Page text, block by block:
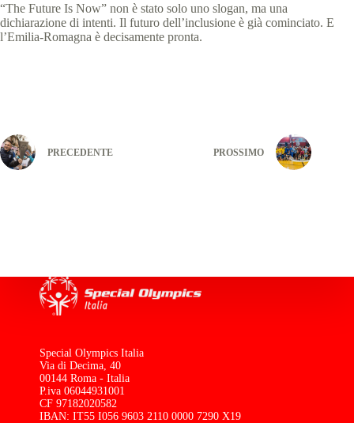
“The Future Is Now” non è stato solo uno slogan, ma una
dichiarazione di intenti. Il futuro dell’inclusione è già cominciato. E
l’Emilia-Romagna è decisamente pronta.
PRECEDENTE PROSSIMO
Special Olympics Italia
Via di Decima, 40
00144 Roma - Italia
P.iva 06044931001
CF 97182020582
IBAN: IT55 I056 9603 2110 0000 7290 X19